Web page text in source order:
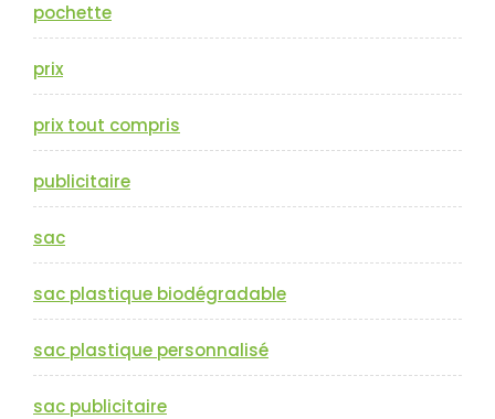
pochette
prix
prix tout compris
publicitaire
sac
sac plastique biodégradable
sac plastique personnalisé
sac publicitaire